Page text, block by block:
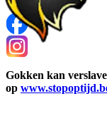
Gokken kan
op